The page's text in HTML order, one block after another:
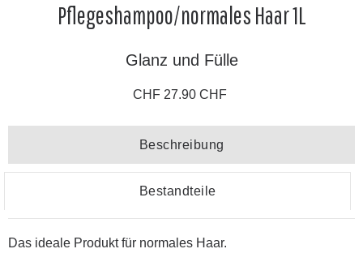
Pflegeshampoo/normales Haar 1L
Glanz und Fülle
CHF 27.90 CHF
Beschreibung
Bestandteile
Das ideale Produkt für normales Haar.